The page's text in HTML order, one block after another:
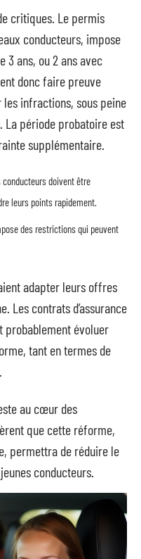
critiques. Le permis
conducteurs, impose
3 ans, ou 2 ans avec
donc faire preuve
les infractions, sous peine
période probatoire est
supplémentaire.
conducteurs doivent être
leurs points rapidement.
des restrictions qui peuvent
adapter leurs offres
Les contrats d’assurance
probablement évoluer
tant en termes de
au cœur des
que cette réforme,
permettra de réduire le
conducteurs.